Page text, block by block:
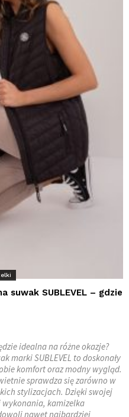
suwak SUBLEVEL – gdzie
idealna na różne okazje?
marki SUBLEVEL to doskonały
komfort oraz modny wygląd.
sprawdza się zarówno w
stylizacjach. Dzięki swojej
wykonania, kamizelka
nawet najbardziej